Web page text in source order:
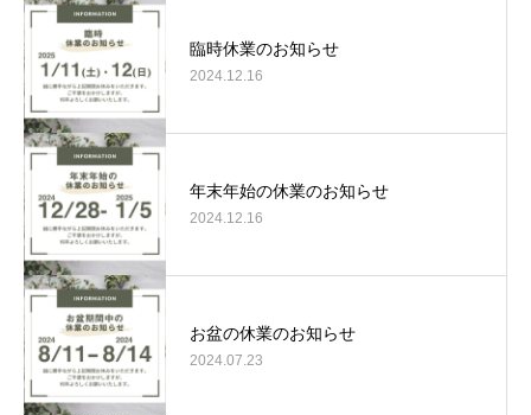
臨時休業のお知らせ
2024.12.16
年末年始の休業のお知らせ
2024.12.16
お盆の休業のお知らせ
2024.07.23